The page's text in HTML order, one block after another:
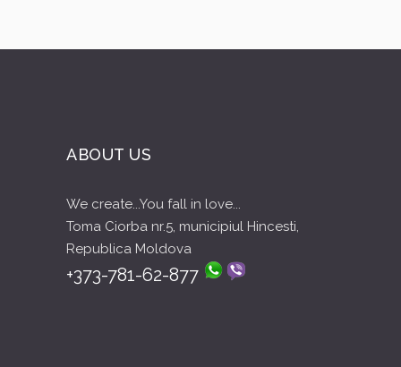
ABOUT US
We create...You fall in love...
Toma Ciorba nr.5, municipiul Hincesti,
Republica Moldova
+373-781-62-877